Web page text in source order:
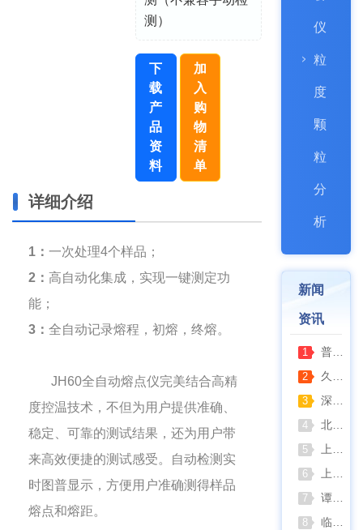
测）
下
载
产
品
资
料
加
入
购
物
清
单
详细介绍
1 ： 一次处理4个样品；
2 ： 高自动化集成，实现一键测定功
能；
3 ： 全自动记录熔程，初熔，终熔。
JH60全自动熔点仪完美结合高精
度控温技术，不但为用户提供准确、
稳定、可靠的测试结果，还为用户带
来高效便捷的测试感受。自动检测实
时图普显示，方便用户准确测得样品
熔点和熔距。
仪
粒
度
颗
粒
分
析
新闻
资讯
1 普通烘箱和耐腐蚀烘箱区分
2 久兴医疗高压蒸汽灭菌器：制药科研灭菌的可靠之选
3 深那静音超声波清洗仪：科研洁净新标准，安静高效更安心
4 北京六一电泳仪完整选型指南（分电泳槽 + 电源两大模块，按实验场景直接匹配）
5 上海仪电吸光光度法和荧光分析法的异同
6 上海佑科GC-7860系列网络化气相色谱仪
7 谭氏真空2XZ-2/4直联旋片式真空泵全面升级，取消气镇阀、油镜变大更便捷
8 临海谭氏DVP系列隔膜真空泵：抗腐蚀、高稳定性的实验室与工业真空解决方案